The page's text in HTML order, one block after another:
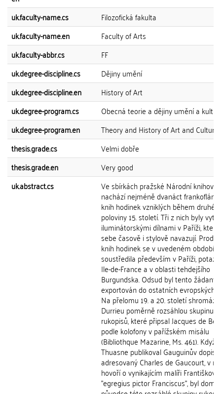
uk.faculty-name.cs
Filozofická fakulta
uk.faculty-name.en
Faculty of Arts
uk.faculty-abbr.cs
FF
uk.degree-discipline.cs
Dějiny umění
uk.degree-discipline.en
History of Art
uk.degree-program.cs
Obecná teorie a dějiny umění a
uk.degree-program.en
Theory and History of Art and Culture
thesis.grade.cs
Velmi dobře
thesis.grade.en
Very good
uk.abstract.cs
Ve sbírkách pražské Národní
nachází nejméně dvanáct
knih hodinek vzniklých během druhé
poloviny 15. století. Tři z nich byly
iluminátorskými dílnami v Paříži,
sebe časově i stylově navazují.
knih hodinek se v uvedeném období
soustředila především v Paříži,
Ile-de-France a v oblasti tehdejšího
Burgundska. Odsud byl tento žádaný
exportován do ostatních evropských
Na přelomu 19. a 20. století
Durrieu poměrně rozsáhlou skupinu
rukopisů, které připsal Jacques de
podle kolofony v pařížském misálu
(Bibliothque Mazarine, Ms. 461). Když
Thuasne publikoval Gauguinův dopis
adresovaný Charles de Gaucourt, v
hovoří o vynikajícím malíři Františkovi
"egregius pictor Franciscus", byl